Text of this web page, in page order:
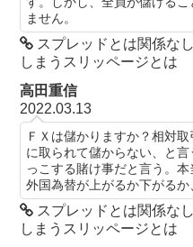
ません。
スプレッドとは関係な
しまうスリッページとは
高田重信
2022.03.13
ＦＸは儲かりますか？相対
に取られて儲からない、と
っこする賭け事だと言う。
外国為替が上がるか下がるか
スプレッドとは関係な
しまうスリッページとは